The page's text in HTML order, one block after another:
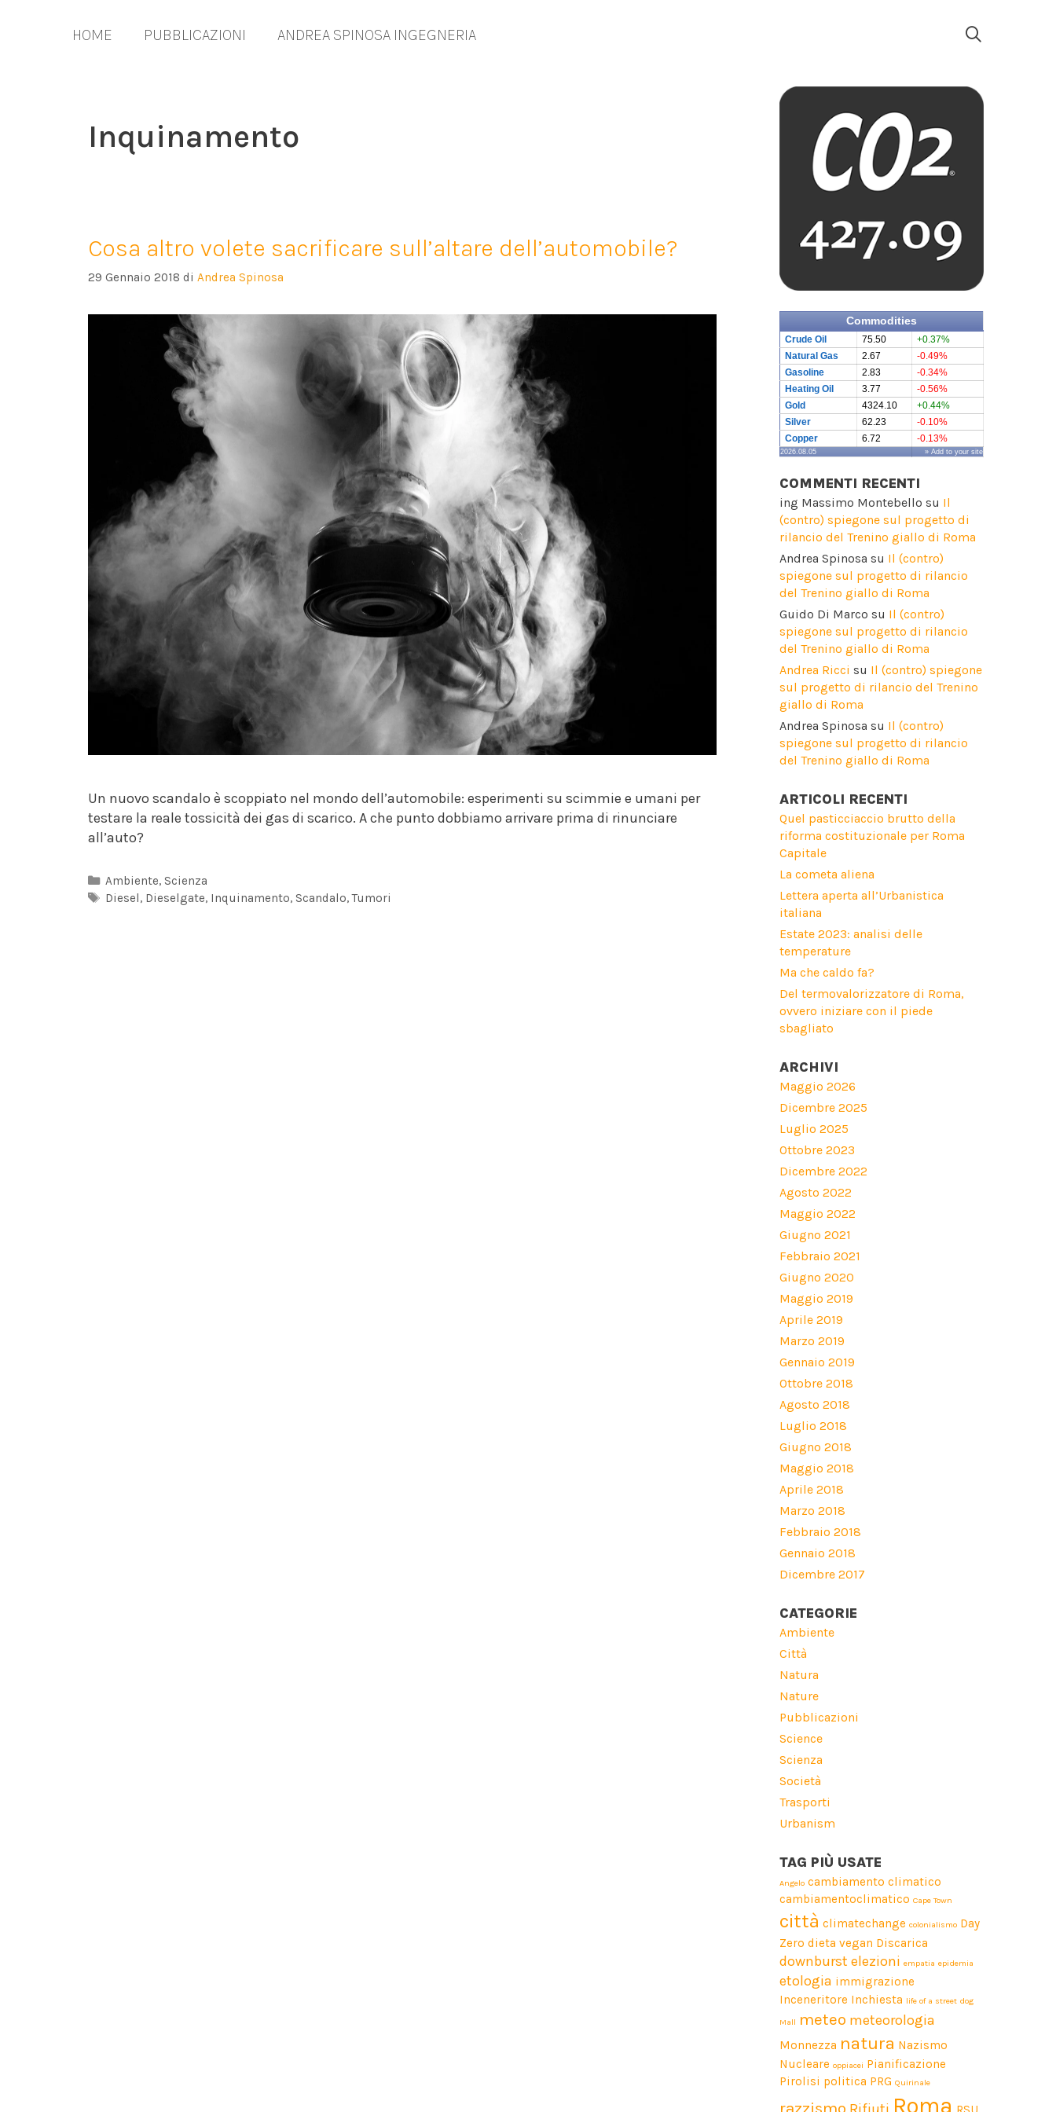
HOME PUBBLICAZIONI ANDREA SPINOSA INGEGNERIA
Inquinamento
Cosa altro volete sacrificare sull’altare dell’automobile?
29 Gennaio 2018 di Andrea Spinosa
Un nuovo scandalo è scoppiato nel mondo dell’automobile: esperimenti su scimmie e umani per
testare la reale tossicità dei gas di scarico. A che punto dobbiamo arrivare prima di rinunciare
all’auto?
Categorie
Ambiente,Scienza
Tag
Diesel, Dieselgate, Inquinamento,Scandalo,Tumori
Commodities
Crude Oil 75.50
+0.37%
Natural Gas
2.67
-0.49%
Gasoline
2.83
-0.34%
Heating Oil
3.77
-0.56%
Gold
4324.10
+0.44%
Silver
62.23
-0.10%
Copper
6.72 -0.13%
2026.08.05 » Add to your site
COMMENTI RECENTI
ing Massimo Montebello su Il
(contro) spiegone sul progetto di
rilancio del Trenino giallo di Roma
Andrea Spinosa su Il (contro)
spiegone sul progetto di rilancio
del Trenino giallo di Roma
Guido Di Marco su Il (contro)
spiegone sul progetto di rilancio
del Trenino giallo di Roma
Andrea Ricci su Il (contro) spiegone
sul progetto di rilancio del Trenino
giallo di Roma
Andrea Spinosa su Il (contro)
spiegone sul progetto di rilancio
del Trenino giallo di Roma
ARTICOLI RECENTI
Quel pasticciaccio brutto della
riforma costituzionale per Roma
Capitale
La cometa aliena
Lettera aperta all’Urbanistica
italiana
Estate 2023: analisi delle
temperature
Ma che caldo fa?
Del termovalorizzatore di Roma,
ovvero iniziare con il piede
sbagliato
ARCHIVI
Maggio 2026
Dicembre 2025
Luglio 2025
Ottobre 2023
Dicembre 2022
Agosto 2022
Maggio 2022
Giugno 2021
Febbraio 2021
Giugno 2020
Maggio 2019
Aprile 2019
Marzo 2019
Gennaio 2019
Ottobre 2018
Agosto 2018
Luglio 2018
Giugno 2018
Maggio 2018
Aprile 2018
Marzo 2018
Febbraio 2018
Gennaio 2018
Dicembre 2017
CATEGORIE
Ambiente
Città
Natura
Nature
Pubblicazioni
Science
Scienza
Società
Trasporti
Urbanism
TAG PIÙ USATE
Angelo cambiamento climatico
cambiamentoclimatico Cape Town
città climatechange colonialismo Day
Zero dieta vegan Discarica
downburst elezioni empatia epidemia
etologia immigrazione
Inceneritore Inchiesta life of a street dog
Mall meteo meteorologia
Monnezza natura Nazismo
Nucleare oppiacei Pianificazione
Pirolisi politica PRG Quirinale
razzismo Roma